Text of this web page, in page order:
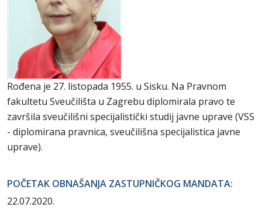
Rođena je 27. listopada 1955. u Sisku. Na Pravnom
fakultetu Sveučilišta u Zagrebu diplomirala pravo te
završila sveučilišni specijalistički studij javne uprave (VSS
- diplomirana pravnica, sveučilišna specijalistica javne
uprave).
POČETAK OBNAŠANJA ZASTUPNIČKOG MANDATA:
22.07.2020.